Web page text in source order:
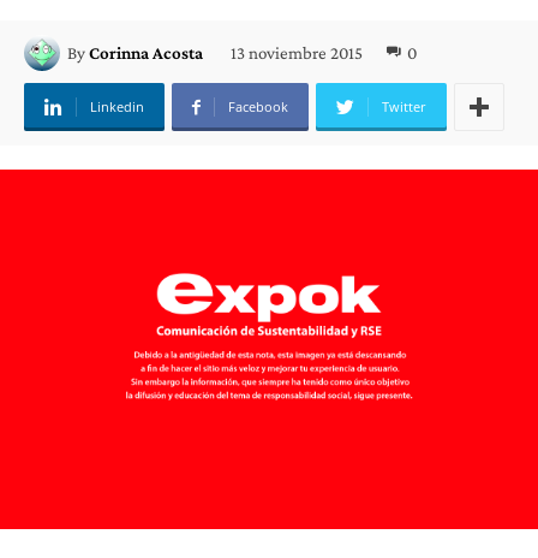
ByCorinna Acosta 13 noviembre 2015 0
Linkedin Facebook Twitter